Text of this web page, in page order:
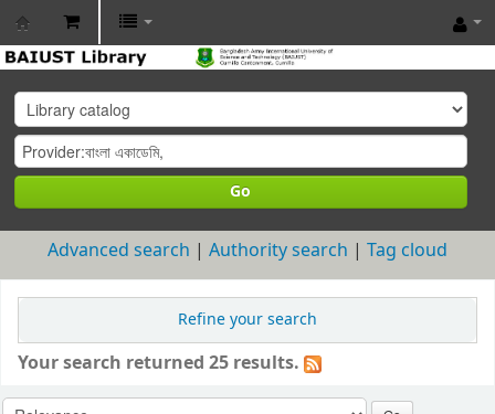
BAIUST
Library
Go
Advanced search Authority search Tag cloud
Refine your search
Your search returned 25 results.